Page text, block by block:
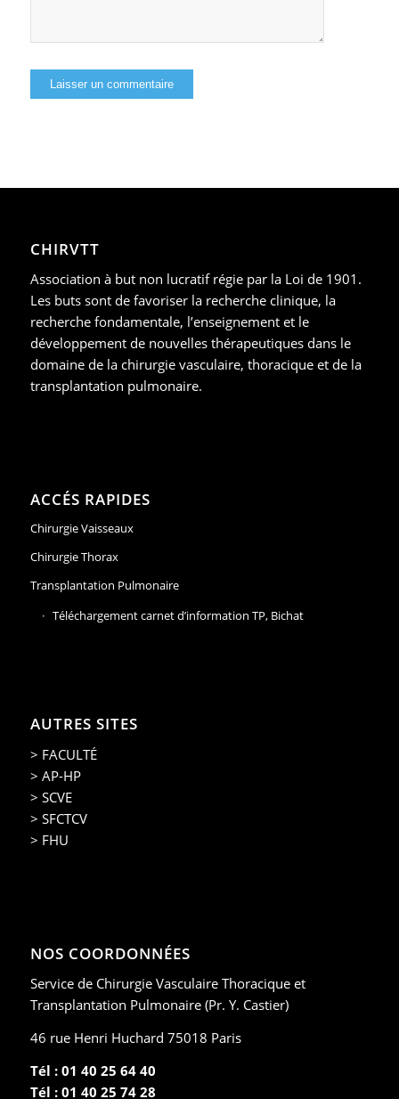
CHIRVTT
Association à but non lucratif régie par la Loi de 1901.
Les buts sont de favoriser la recherche clinique, la
recherche fondamentale, l’enseignement et le
développement de nouvelles thérapeutiques dans le
domaine de la chirurgie vasculaire, thoracique et de la
transplantation pulmonaire.
ACCÉS RAPIDES
Chirurgie Vaisseaux
Chirurgie Thorax
Transplantation Pulmonaire
Téléchargement carnet d’information TP, Bichat
AUTRES SITES
> FACULTÉ
> AP-HP
> SCVE
> SFCTCV
> FHU
NOS COORDONNÉES
Service de Chirurgie Vasculaire Thoracique et
Transplantation Pulmonaire (Pr. Y. Castier)
46 rue Henri Huchard 75018 Paris
Tél : 01 40 25 64 40
Tél : 01 40 25 74 28